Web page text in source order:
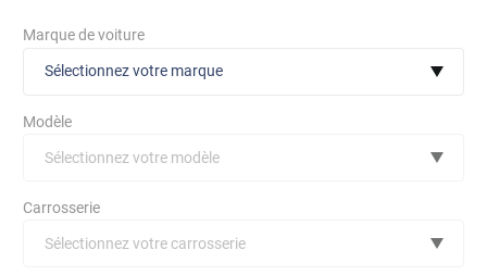
Marque de voiture
Sélectionnez votre marque
Modèle
Sélectionnez votre modèle
Carrosserie
Sélectionnez votre carrosserie